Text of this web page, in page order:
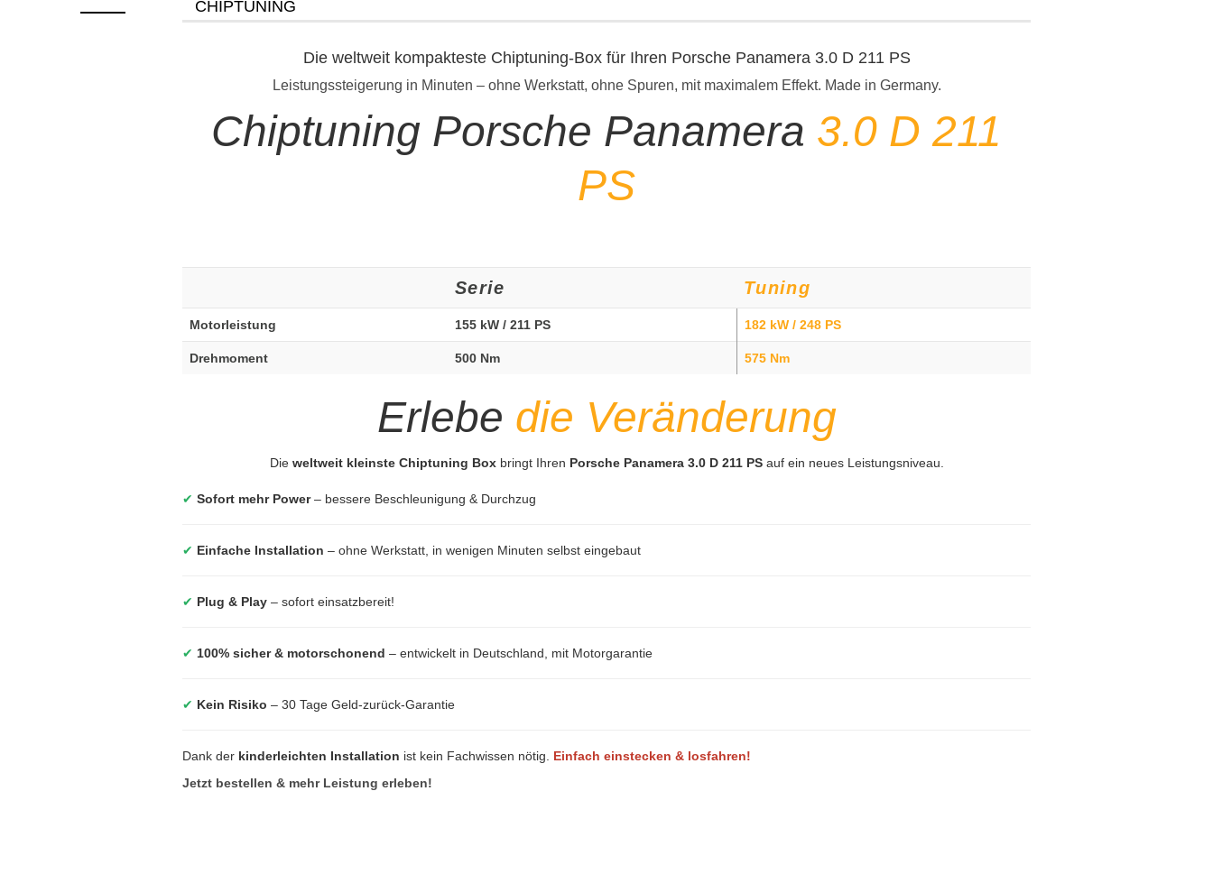
CHIPTUNING
Die weltweit kompakteste Chiptuning-Box für Ihren Porsche Panamera 3.0 D 211 PS
Leistungssteigerung in Minuten – ohne Werkstatt, ohne Spuren, mit maximalem Effekt. Made in Germany.
Chiptuning Porsche Panamera 3.0 D 211
PS
Serie Tuning
Motorleistung 155 kW / 211 PS 182 kW / 248 PS
Drehmoment 500 Nm 575 Nm
Erlebe die Veränderung
Die weltweit kleinste Chiptuning Boxbringt Ihren Porsche Panamera 3.0 D 211 PSauf ein neues Leistungsniveau.
✔ Sofort mehr Power– bessere Beschleunigung & Durchzug
✔ Einfache Installation – ohne Werkstatt, in wenigen Minuten selbst eingebaut
✔ Plug & Play – sofort einsatzbereit!
✔ 100% sicher & motorschonend – entwickelt in Deutschland, mit Motorgarantie
✔ Kein Risiko – 30 Tage Geld-zurück-Garantie
Dank der kinderleichten Installation ist kein Fachwissen nötig. Einfach einstecken & losfahren!
Jetzt bestellen & mehr Leistung erleben!